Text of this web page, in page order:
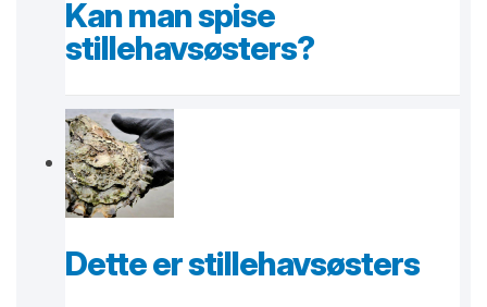
Kan man spise
stillehavsøsters?
Dette er stillehavsøsters